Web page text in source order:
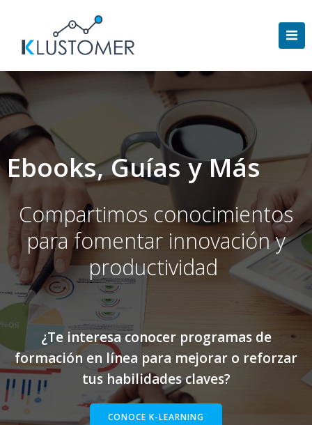
Ebooks, Guías y Más
Compartimos conocimientos
para fomentar innovación y
productividad
¿Te interesa conocer programas de
formación en línea para mejorar o reforzar
tus habilidades claves?
CONOCE K-LEARNING